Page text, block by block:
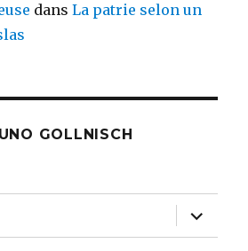
dansLa patrie selon un
GOLLNISCH
ouvrir
le
sous-